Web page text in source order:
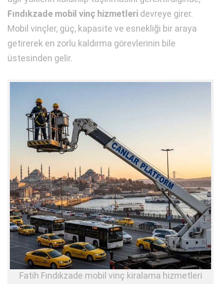
Fındıkzade mobil vinç hizmetleri devreye girer.
Mobil vinçler, güç, kapasite ve esnekliği bir araya
getirerek en zorlu kaldırma görevlerinin bile
üstesinden gelir.
Fatih Fındıkzade mobil vinç kiralama hizmetleri